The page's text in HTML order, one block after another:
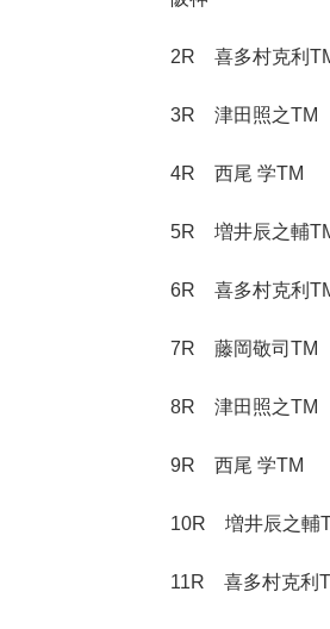
2R 喜多村克利
3R 津田照之TM
4R 西尾 学TM
5R 増井辰之輔
6R 喜多村克利
7R 藤岡敬司TM
8R 津田照之TM
9R 西尾 学TM
10R 増井辰之輔
11R 喜多村克利